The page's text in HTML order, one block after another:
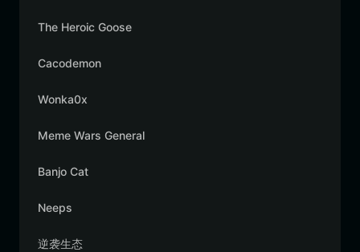
The Heroic Goose
Cacodemon
Wonka0x
Meme Wars General
Banjo Cat
Neeps
逆袭生态